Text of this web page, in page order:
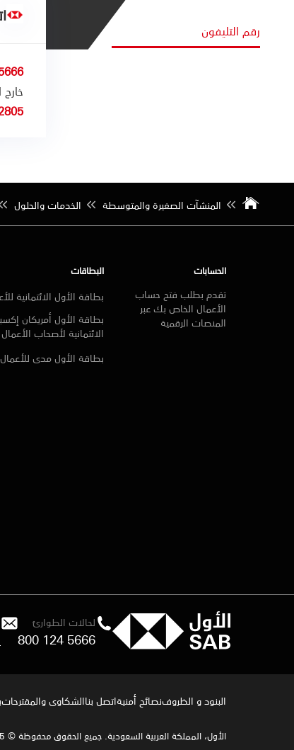
رقم التليفون
124 800
- 406 11 (0) 966+
المنشآت الصغيرة والمتوسطة الخدمات والحلول
الحسابات
تقدم بطلب فتح حساب
الأعمال الخاص بك عبر
المنصات الرقمية
البطاقات
بطاقة الأول الائتمانية
بطاقة الأول أمريكان
الائتمانية لأصحاب الأعمال
بطاقة الأول مدى للأعمال
لحالات الطوارئ
800 124 5666
البنود و الظروفنصائح أمنيةاتصل بناالشكاوى والمقترحات
الأول، المملكة العربية السعودية. جميع الحقوق محفوظة © 2025